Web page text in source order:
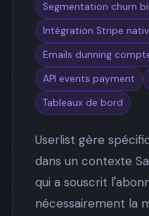
Segmentation churn
Intégration Stripe
Emails dunning
API events payment
Tableaux de bord
Userlist gère
dans un contexte
qui a souscrit
nécessairement la